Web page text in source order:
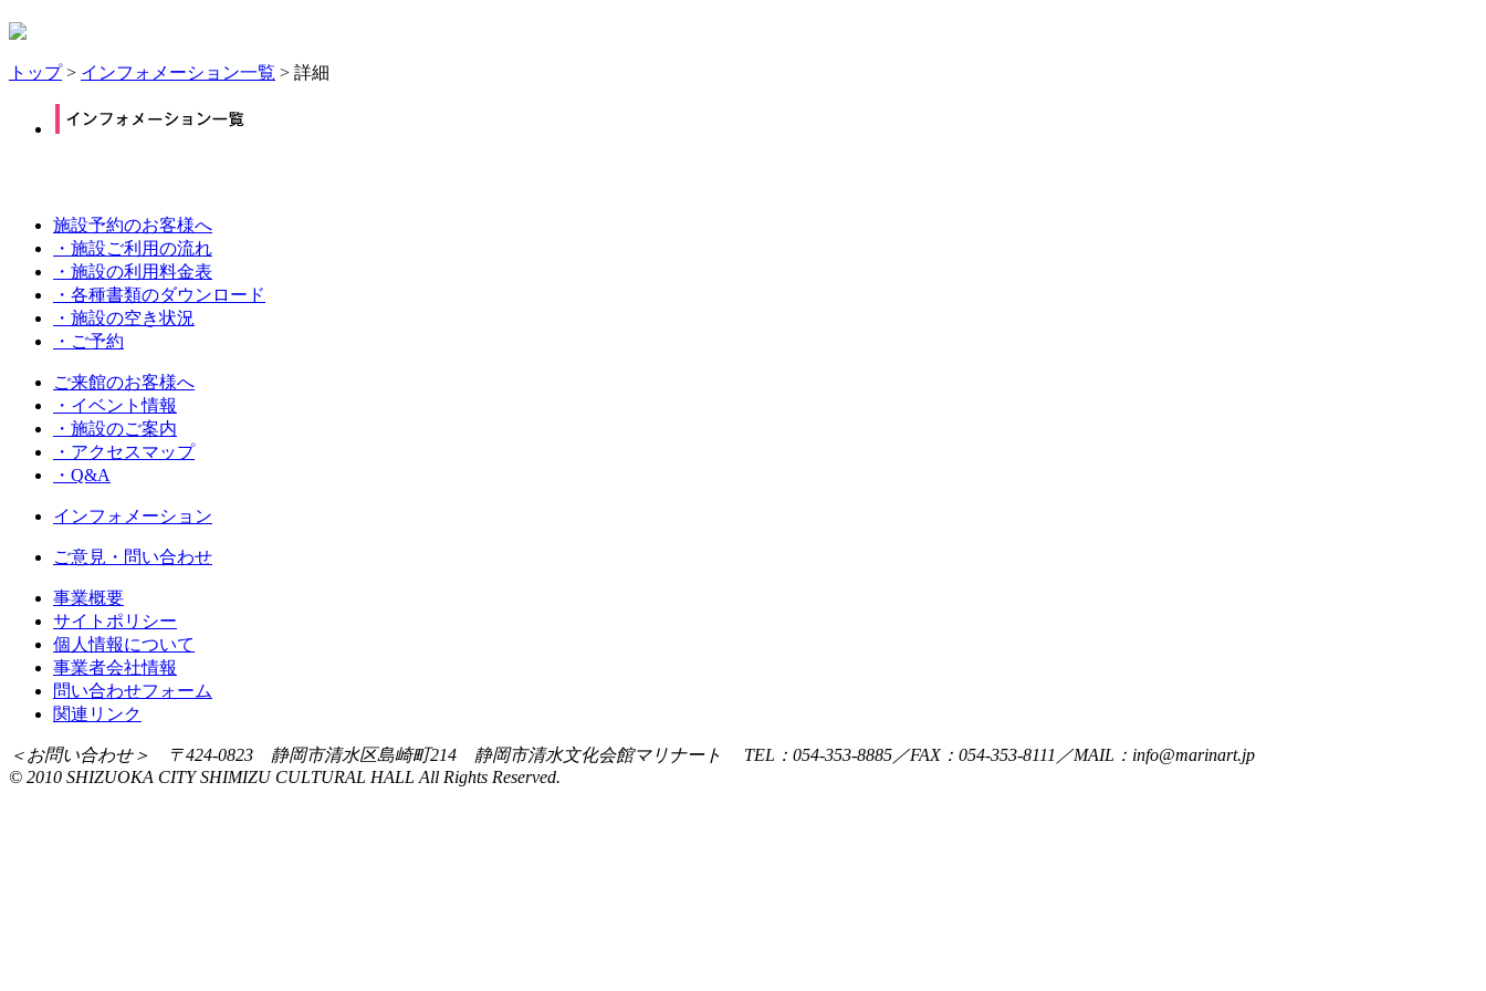
トップ> インフォメーション一覧 > 詳細
施設予約のお客様へ
・施設ご利用の流れ
・施設の利用料金表
・各種書類のダウンロード
・施設の空き状況
・ご予約
ご来館のお客様へ
・イベント情報
・施設のご案内
・アクセスマップ
・Q&A
インフォメーション
ご意見・問い合わせ
事業概要
サイトポリシー
個人情報について
事業者会社情報
問い合わせフォーム
関連リンク
＜お問い合わせ＞ 〒424-0823 静岡市清水区島崎町214 静岡市清水文化会館マリナート TEL：054-353-8885／FAX：054-353-8111／MAIL：info@marinart.jp
© 2010 SHIZUOKA CITY SHIMIZU CULTURAL HALL All Rights Reserved.